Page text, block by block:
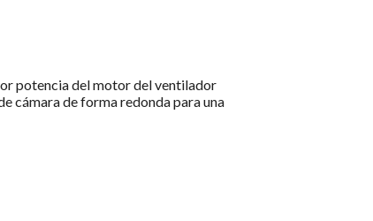
potencia del motor del ventilador
cámara de forma redonda para una